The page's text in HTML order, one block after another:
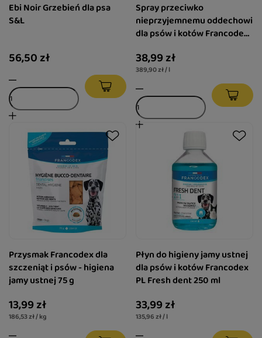
Ebi Noir Grzebień dla psa
S&L
56,50 zł
Spray przeciwko
nieprzyjemnemu oddechowi
dla psów i kotów Francodex
38,99 zł
389,90 zł / l
Przysmak Francodex dla
szczeniąt i psów - higiena
jamy ustnej 75 g
13,99 zł
186,53 zł / kg
Płyn do higieny jamy ustnej
dla psów i kotów Francodex
PL Fresh dent 250 ml
33,99 zł
135,96 zł / l